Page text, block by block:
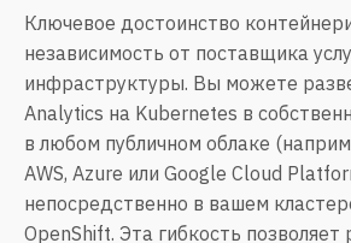
Ключевое достоинство
независимость от поставщика
инфраструктуры. Вы можете
Analytics на Kubernetes в
в любом публичном облаке
AWS, Azure или Google Cloud
непосредственно в вашем
OpenShift. Эта гибкость